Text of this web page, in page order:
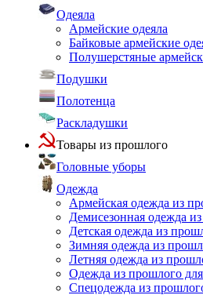
Одеяла
Армейские одеяла
Байковые армейские
Полушерстяные
Подушки
Полотенца
Раскладушки
Товары из прошлого
Головные уборы
Одежда
Армейская одежда из
Демисезонная одежда
Детская одежда из
Зимняя одежда из
Летняя одежда из
Одежда из прошлого
Спецодежда из